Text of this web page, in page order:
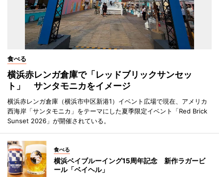
食べる
横浜赤レンガ倉庫で「レッドブリックサンセッ
ト」 サンタモニカをイメージ
横浜赤レンガ倉庫（横浜市中区新港1）イベント広場で現在、アメリカ
西海岸「サンタモニカ」をテーマにした夏季限定イベント「Red Brick
Sunset 2026」が開催されている。
食べる
横浜ベイブルーイング15周年記念 新作ラガービ
ール「ベイヘル」